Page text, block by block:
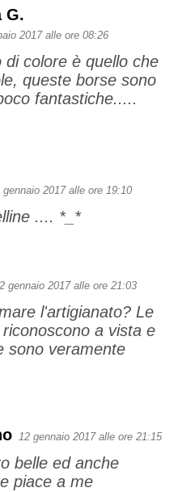
G.
2017 alle ore 08:26
di colore è quello che
queste borse sono
fantastiche.....
gennaio 2017 alle ore 19:10
.... *_*
gennaio 2017 alle ore 21:03
l'artigianato? Le
a vista e
sono veramente
12 gennaio 2017 alle ore 21:15
belle ed anche
piace a me